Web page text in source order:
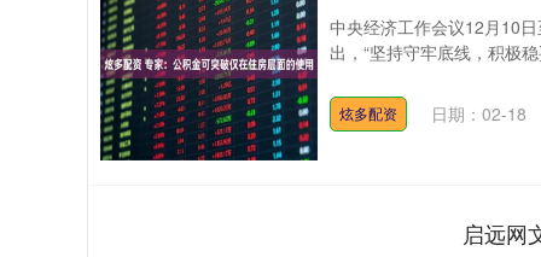
中央经济工作会议12月10
出，“坚持守牢底线，积极
炫多配资 日期：02-18
启远网